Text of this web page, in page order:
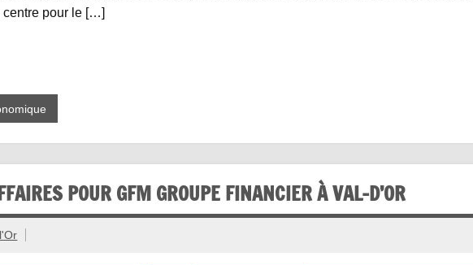
centre pour le […]
POUR GFM GROUPE FINANCIER À VAL-D’OR